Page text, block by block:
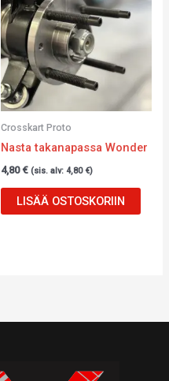
Crosskart Proto
Nasta takanapassa Wonder
4,80€ (sis. alv: 4,80 €)
LISÄÄ OSTOSKORIIN